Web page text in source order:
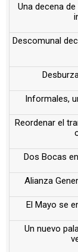
Una decena
Descomunal
Informales,
Reordenar el
Dos Bocas
Alianza
El Mayo se
Un nuevo